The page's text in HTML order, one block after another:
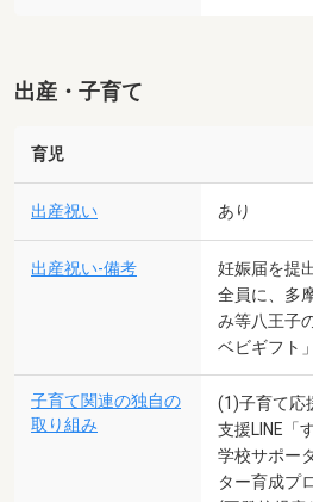
出産・子育て
育児
出産祝い あり
出産祝い-備考
妊娠届を提
全員に、多
み等八王子
ベビギフト
子育て関連の独自の
取り組み
(1)子育て応
支援LINE「
学校サポー
ター育成プ